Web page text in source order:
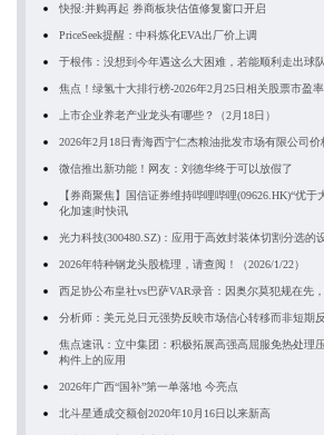
快报:并购再起 券商板块估值修复窗口开启
PriceSeek提醒：中科炼化EVA出厂价上调
于根伟：没想到今年遇这么大困难，若能顺利走出球
焦点！绿氢十大排行榜-2026年2月25日相关股票市盈
上市企业养老产业龙头有哪些？（2月18日）
2026年2月18日青海西宁仁杰粮油批发市场有限公司
微信推出新功能！网友：刘德华终于可以放假了
【券商聚焦】国信证券维持哔哩哔哩(09626.HK)“优
化加速|时快讯
光力科技(300480.SZ)：应用于高效封装体切割分选的
2026年特种钢龙头股梳理，请查阅！（2026/1/22）
西足协公布皇社vs巴萨VAR录音：因奥尔莫犯规在先
分析师：美元兑日元强势反映市场信心转移而非短期
焦点速讯：立中集团：积极拓展高强高屈服免热处理
构件上的应用
2026年广西“国补”第一单落地 今亮点
北斗星通成交额创2020年10月16日以来新高